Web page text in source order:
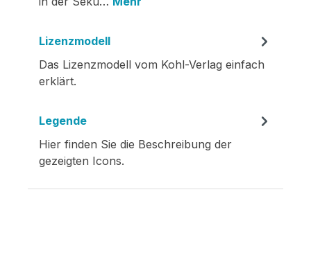
Lizenzmodell
Das Lizenzmodell vom Kohl-Verlag einfach
erklärt.
Legende
Hier finden Sie die Beschreibung der
gezeigten Icons.